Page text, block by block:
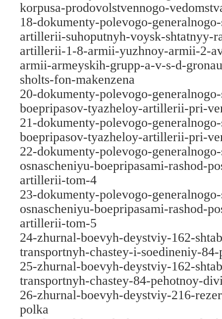
korpusa-prodovolstvennogo-
18-dokumenty-polevogo-
artillerii-suhoputnyh-voysk-shtatnyy-
artillerii-1-8-armii-yuzhnoy-armii-2-
armii-armeyskih-grupp-a-v-s-d-
sholts-fon-makenzena
20-dokumenty-polevogo-
boepripasov-tyazheloy-artillerii-pri-
21-dokumenty-polevogo-
boepripasov-tyazheloy-artillerii-pri-
22-dokumenty-polevogo-
osnascheniyu-boepripasami-rashod-
artillerii-tom-4
23-dokumenty-polevogo-
osnascheniyu-boepripasami-rashod-
artillerii-tom-5
24-zhurnal-boevyh-deystviy-162-
transportnyh-chastey-i-soedineniy-
25-zhurnal-boevyh-deystviy-162-
transportnyh-chastey-84-pehotnoy-
26-zhurnal-boevyh-deystviy-216-
polka